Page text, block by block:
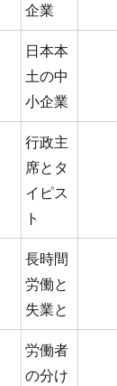
企業
日本本
土の中
小企業
行政主
席とタ
イピス
ト
長時間
労働と
失業と
労働者
の分け